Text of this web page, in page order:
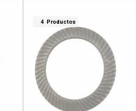
4 Productos